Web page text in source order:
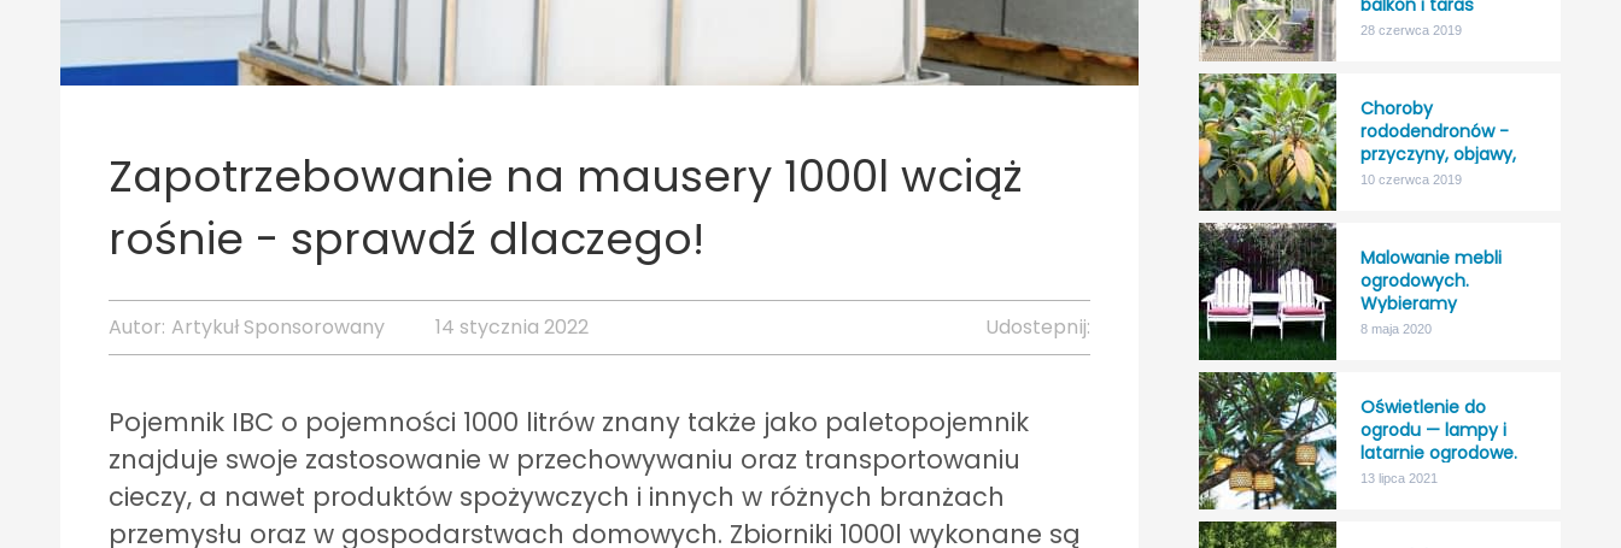
Zapotrzebowanie na mausery 1000l wciąż
rośnie - sprawdź dlaczego!
Autor: Artykuł Sponsorowany 14 stycznia 2022 Udostepnij:
Pojemnik IBC o pojemności 1000 litrów znany także jako paletopojemnik
znajduje swoje zastosowanie w przechowywaniu oraz transportowaniu
cieczy, a nawet produktów spożywczych i innych w różnych branżach
przemysłu oraz w gospodarstwach domowych. Zbiorniki 1000l wykonane są
balkon i taras
28 czerwca 2019
Choroby
rododendronów -
przyczyny, objawy,
leczenie
10 czerwca 2019
Malowanie mebli
ogrodowych.
Wybieramy
najlepszy impregnat
8 maja 2020
Oświetlenie do
ogrodu — lampy i
latarnie ogrodowe.
13 lipca 2021